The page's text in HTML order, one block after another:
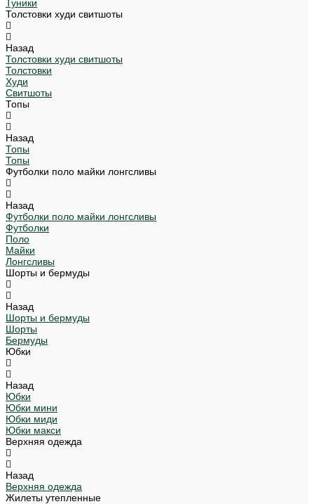
Туники
Толстовки худи свитшоты
Назад
Толстовки худи свитшоты
Толстовки
Худи
Свитшоты
Топы
Назад
Топы
Топы
Футболки поло майки лонгсливы
Назад
Футболки поло майки лонгсливы
Футболки
Поло
Майки
Лонгсливы
Шорты и бермуды
Назад
Шорты и бермуды
Шорты
Бермуды
Юбки
Назад
Юбки
Юбки мини
Юбки миди
Юбки макси
Верхняя одежда
Назад
Верхняя одежда
Жилеты утепленные